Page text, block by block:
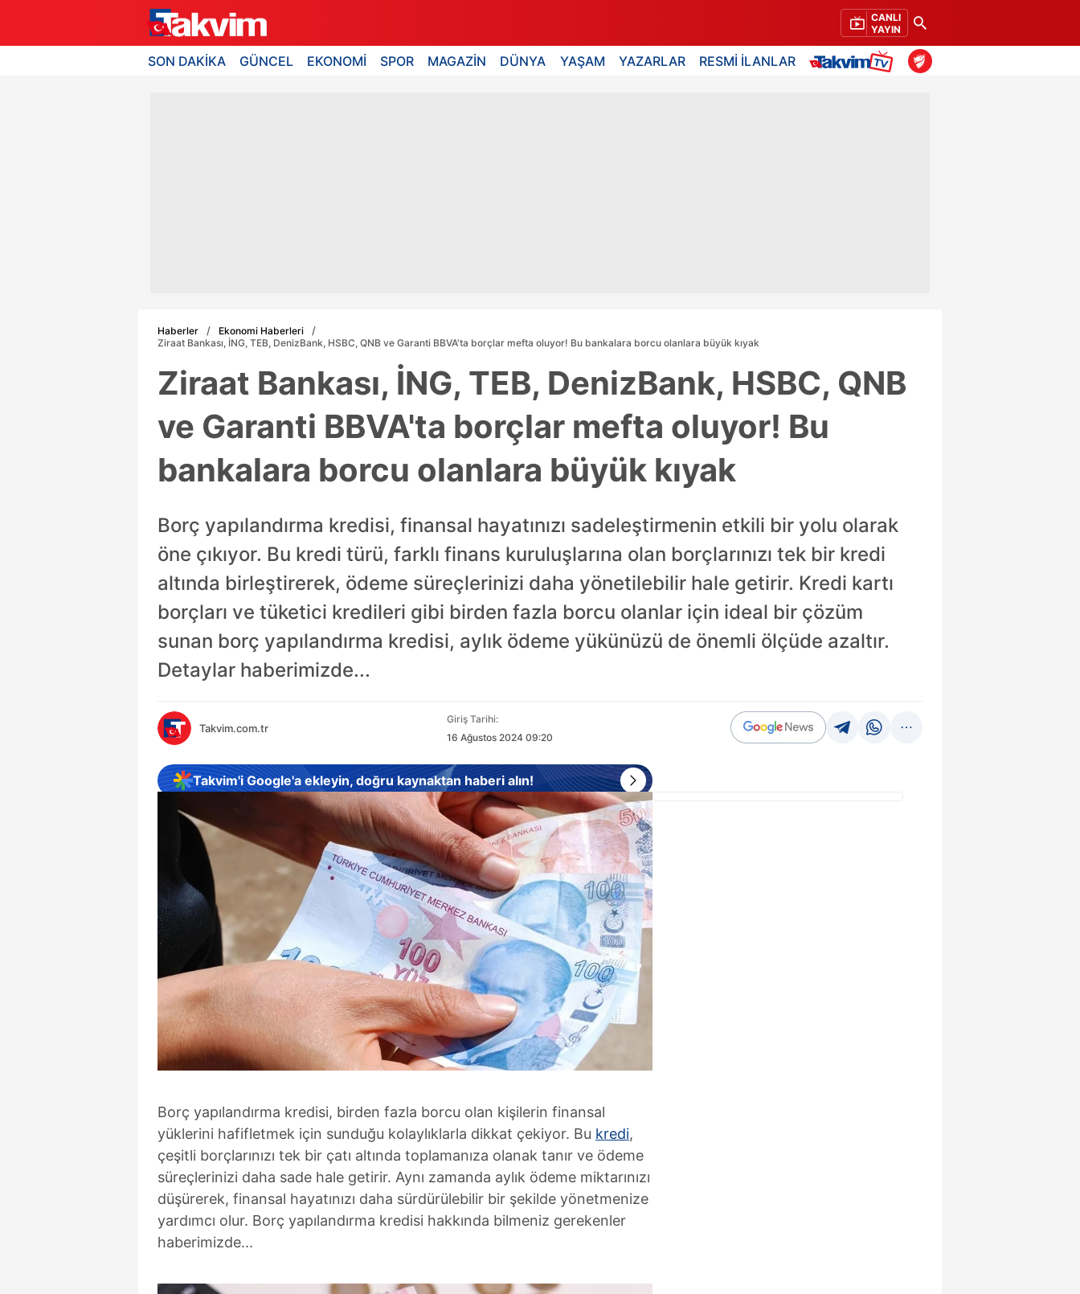
CANLI
YAYIN
SON DAKİKA GÜNCEL EKONOMİ SPOR MAGAZİN DÜNYA YAŞAM YAZARLAR RESMİ İLANLAR
Haberler
Ekonomi Haberleri
Ziraat Bankası, İNG, TEB, DenizBank, HSBC, QNB ve Garanti BBVA'ta borçlar mefta oluyor! Bu bankalara borcu olanlara büyük kıyak
Ziraat Bankası, İNG, TEB, DenizBank, HSBC, QNB
ve Garanti BBVA'ta borçlar mefta oluyor! Bu
bankalara borcu olanlara büyük kıyak
Borç yapılandırma kredisi, finansal hayatınızı sadeleştirmenin etkili bir yolu olarak
öne çıkıyor. Bu kredi türü, farklı finans kuruluşlarına olan borçlarınızı tek bir kredi
altında birleştirerek, ödeme süreçlerinizi daha yönetilebilir hale getirir. Kredi kartı
borçları ve tüketici kredileri gibi birden fazla borcu olanlar için ideal bir çözüm
sunan borç yapılandırma kredisi, aylık ödeme yükünüzü de önemli ölçüde azaltır.
Detaylar haberimizde...
Takvim.com.tr
Giriş Tarihi:
16 Ağustos 2024 09:20
Takvim'i Google'a ekleyin, doğru kaynaktan haberi alın!
Borç yapılandırma kredisi, birden fazla borcu olan kişilerin finansal
yüklerini hafifletmek için sunduğu kolaylıklarla dikkat çekiyor. Bu kredi,
çeşitli borçlarınızı tek bir çatı altında toplamanıza olanak tanır ve ödeme
süreçlerinizi daha sade hale getirir. Aynı zamanda aylık ödeme miktarınızı
düşürerek, finansal hayatınızı daha sürdürülebilir bir şekilde yönetmenize
yardımcı olur. Borç yapılandırma kredisi hakkında bilmeniz gerekenler
haberimizde...